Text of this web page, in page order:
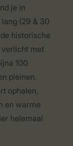
je in
(29 & 30
historische
verlicht met
100
pleinen.
ophalen,
en warme
helemaal